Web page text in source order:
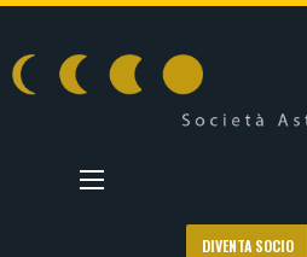
DIVENTA SOCIO